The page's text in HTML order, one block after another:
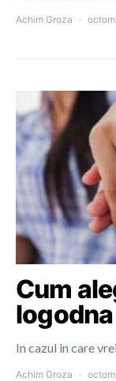
Achim Groza
Cum
In cazul in care
Achim Groza